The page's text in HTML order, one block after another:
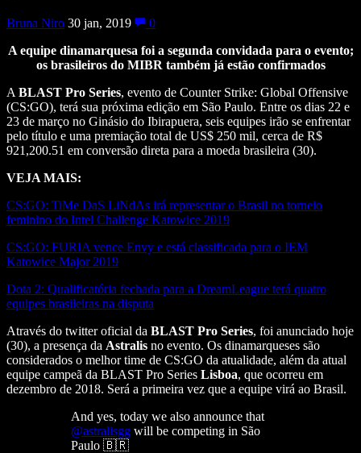
Bruna Niro 30 jan, 2019
0
A equipe dinamarquesa foi a segunda convidada para o evento;
os brasileiros do MIBR também já estão confirmados
A BLAST Pro Series, evento de Counter Strike: Global Offensive
(CS:GO), terá sua próxima edição em São Paulo. Entre os dias 22 e
23 de março no Ginásio do Ibirapuera, seis equipes irão se enfrentar
pelo título e uma premiação total de US$ 250 mil, cerca de R$
921,200.51 em conversão direta para a moeda brasileira (30).
VEJA MAIS:
CS:GO: TiMe DaS LiNdAs irá representar o Brasil no torneio
feminino do Intel Challenge Katowice 2019
CS:GO: FURIA vence Envy e está classificada para o IEM
Katowice Major 2019
Dota 2: Qualificatória fechada para a DreamLeague terá quatro
equipes brasileiras na disputa
Através do twitter oficial da BLAST Pro Series, foi anunciado hoje
(30), a presença da Astralis no evento. Os dinamarqueses são
considerados o melhor time de CS:GO da atualidade, além da atual
equipe campeã da BLAST Pro Series Lisboa, que ocorreu em
dezembro de 2018. Será a primeira vez que a equipe virá ao Brasil.
And yes, today we also announce that
@astralisgg will be competing in São
Paulo 🇧🇷